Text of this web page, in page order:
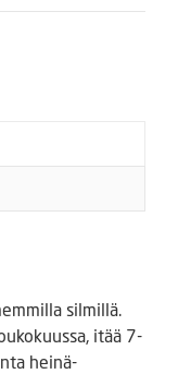
silmillä.
itää 7-
heinä-